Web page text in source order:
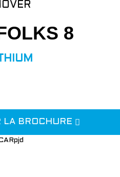
8
LA BROCHURE